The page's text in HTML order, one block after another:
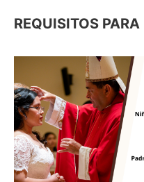
REQUISITOS